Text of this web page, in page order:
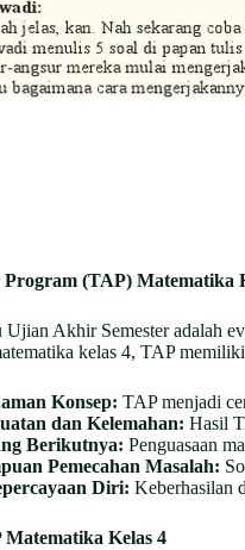
(TAP) Matematika
Akhir Semester adalah
kelas 4, TAP
Konsep: TAP menjadi
dan Kelemahan: Hasil
Berikutnya: Penguasaan
Pemecahan Masalah:
Diri: Keberhasilan
Kelas 4